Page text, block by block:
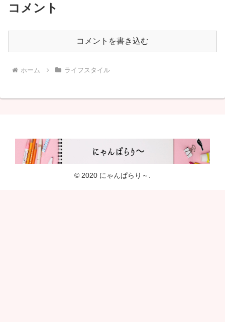
コメント
コメントを書き込む
ホーム ライフスタイル
© 2020 にゃんぱらり～.